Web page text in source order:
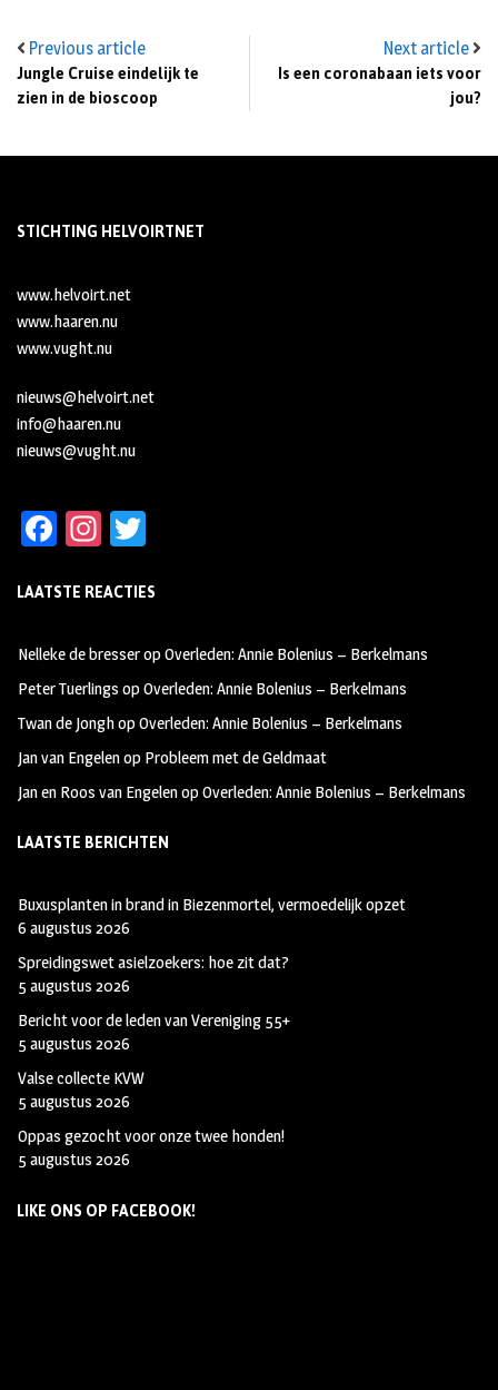
Previous article
Jungle Cruise eindelijk te
zien in de bioscoop
Next article
Is een coronabaan iets voor
jou?
STICHTING HELVOIRTNET
www.helvoirt.net
www.haaren.nu
www.vught.nu
nieuws@helvoirt.net
info@haaren.nu
nieuws@vught.nu
Fa
b
oo
k
In
ag
m
tt
LAATSTE REACTIES
Nelleke de bresseropOverleden: Annie Bolenius – Berkelmans
Peter Tuerlings opOverleden: Annie Bolenius – Berkelmans
Twan de JonghopOverleden: Annie Bolenius – Berkelmans
Jan van Engelenop Probleem met de Geldmaat
Jan en Roos van EngelenopOverleden: Annie Bolenius – Berkelmans
LAATSTE BERICHTEN
Buxusplanten in brand in Biezenmortel, vermoedelijk opzet
6 augustus 2026
Spreidingswet asielzoekers: hoe zit dat?
5 augustus 2026
Bericht voor de leden van Vereniging 55+
5 augustus 2026
Valse collecte KVW
5 augustus 2026
Oppas gezocht voor onze twee honden!
5 augustus 2026
LIKE ONS OP FACEBOOK!